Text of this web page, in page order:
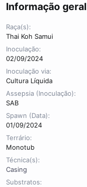
Informação geral
Raça(s)
Thai Koh Samui
Inoculação
02/09/2024
Inoculação via
Cultura Líquida
Assepsia (Inoculação)
SAB
Spawn (Data)
01/09/2024
Terrário
Monotub
Técnica(s)
Casing
Substratos